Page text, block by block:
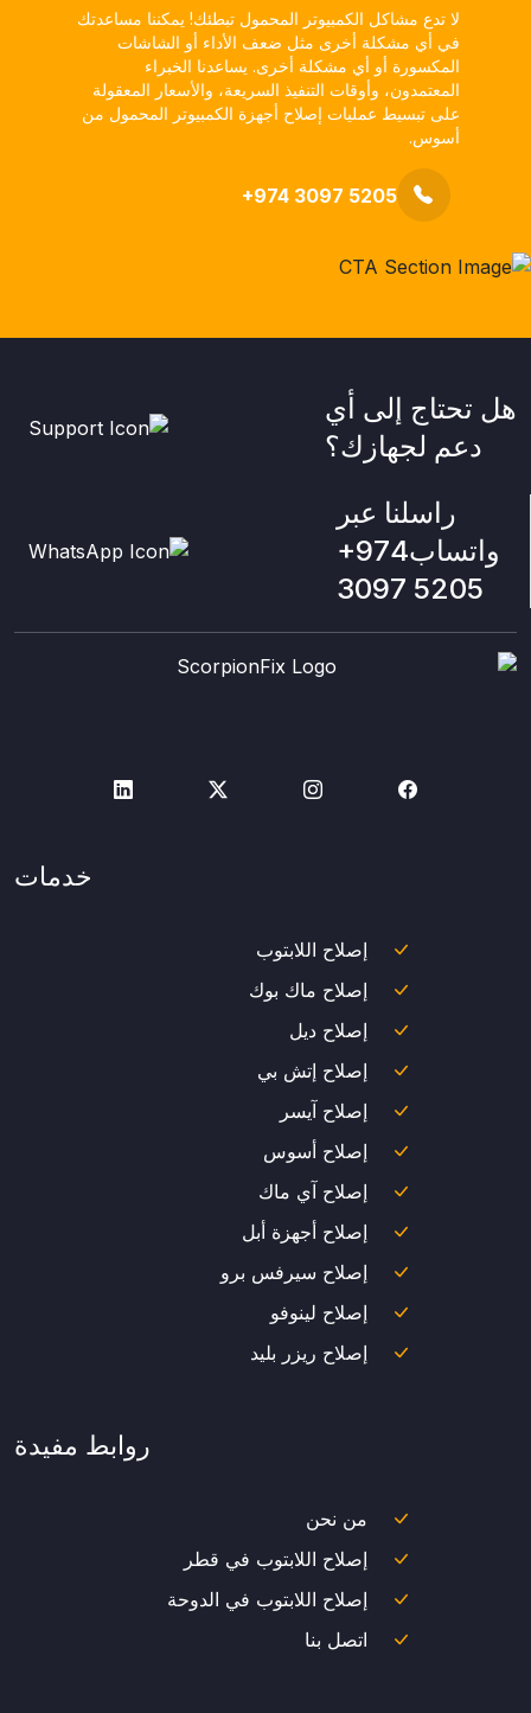
لا تدع مشاكل الكمبيوتر المحمول تبطئك! يمكننا مساعدتك
في أي مشكلة أخرى مثل ضعف الأداء أو الشاشات
المكسورة أو أي مشكلة أخرى. يساعدنا الخبراء
المعتمدون، وأوقات التنفيذ السريعة، والأسعار المعقولة
على تبسيط عمليات إصلاح أجهزة الكمبيوتر المحمول من
أسوس.
+974 3097 5205
هل تحتاج إلى أي
دعم لجهازك؟
راسلنا عبر
واتساب+974
3097 5205
خدمات
إصلاح اللابتوب
إصلاح ماك بوك
إصلاح ديل
إصلاح إتش بي
إصلاح آيسر
إصلاح أسوس
إصلاح آي ماك
إصلاح أجهزة أبل
إصلاح سيرفس برو
إصلاح لينوفو
إصلاح ريزر بليد
روابط مفيدة
من نحن
إصلاح اللابتوب في قطر
إصلاح اللابتوب في الدوحة
اتصل بنا